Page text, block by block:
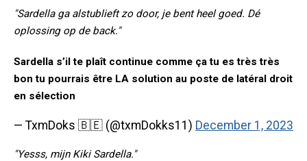
"Sardella ga alstublieft zo door, je bent heel goed. Dé
oplossing op de back."
Sardella s’il te plaît continue comme ça tu es très très
bon tu pourrais être LA solution au poste de latéral droit
en sélection
— TxmDoks 🇧🇪 (@txmDokks11) December 1, 2023
"Yesss, mijn Kiki Sardella."